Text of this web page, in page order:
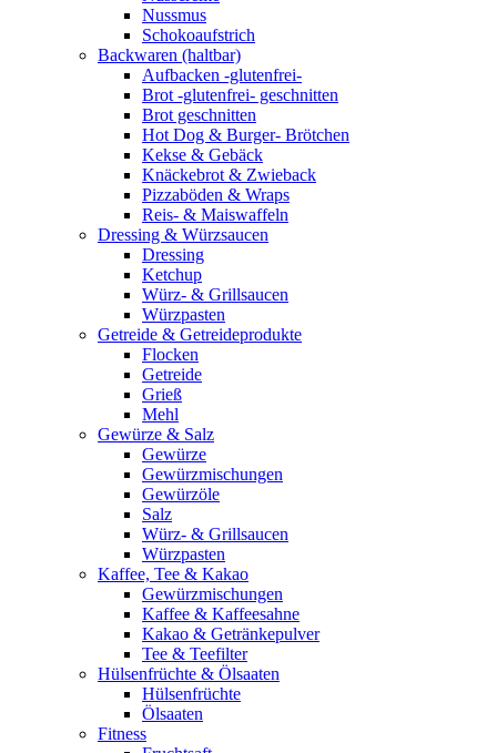
Nussmus
Schokoaufstrich
Backwaren (haltbar)
Aufbacken -glutenfrei-
Brot -glutenfrei- geschnitten
Brot geschnitten
Hot Dog & Burger- Brötchen
Kekse & Gebäck
Knäckebrot & Zwieback
Pizzaböden & Wraps
Reis- & Maiswaffeln
Dressing & Würzsaucen
Dressing
Ketchup
Würz- & Grillsaucen
Würzpasten
Getreide & Getreideprodukte
Flocken
Getreide
Grieß
Mehl
Gewürze & Salz
Gewürze
Gewürzmischungen
Gewürzöle
Salz
Würz- & Grillsaucen
Würzpasten
Kaffee, Tee & Kakao
Gewürzmischungen
Kaffee & Kaffeesahne
Kakao & Getränkepulver
Tee & Teefilter
Hülsenfrüchte & Ölsaaten
Hülsenfrüchte
Ölsaaten
Fitness